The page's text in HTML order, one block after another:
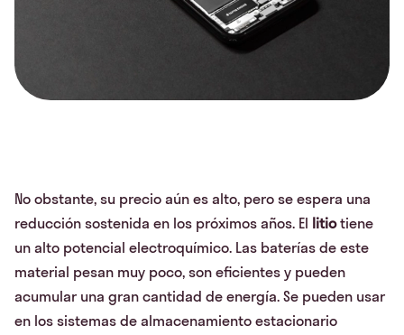
No obstante, su precio aún es alto, pero se espera una
reducción sostenida en los próximos años. El litiotiene
un alto potencial electroquímico. Las baterías de este
material pesan muy poco, son eficientes y pueden
acumular una gran cantidad de energía. Se pueden usar
en los sistemas de almacenamiento estacionario